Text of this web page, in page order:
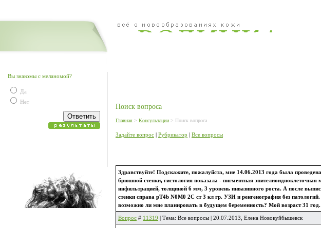
Вы знакомы с меланомой?
Да
Нет
Поиск вопроса
Главная > Консультации > Поиск вопроса
Задайте вопрос | Рубрикатор | Все вопросы
Здравствуйте! Подскажите, пожалуйста, мне 14.06.2013 года была
брюшной стенки, гистология показала - пигментная
инфильтрацией, толщиной 6 мм, 3 уровень инвазивного роста. А после
стенки справа pT4b N0M0 2C ст 3 кл гр. УЗИ и ренгенография без
возможно ли мне планировать в будущем беременность? Мой возраст 31
Вопрос # 11319 | Тема: Все вопросы | 20.07.2013, Елена Новокуйбышевск